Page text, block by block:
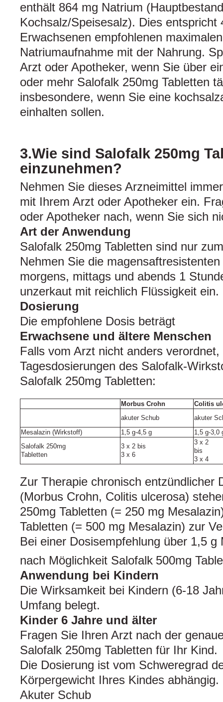
enthält 864 mg Natrium
Kochsalz/Speisesalz). Dies entspricht
Erwachsenen empfohlenen
Natriumaufnahme mit der Nahrung.
Arzt oder Apotheker, wenn Sie über
oder mehr Salofalk 250mg Tabletten
insbesondere, wenn Sie eine
einhalten sollen.
3.Wie sind Salofalk 250mg
einzunehmen?
Nehmen Sie dieses Arzneimittel
mit Ihrem Arzt oder Apotheker ein.
oder Apotheker nach, wenn Sie sich
Art der Anwendung
Salofalk 250mg Tabletten sind nur
Nehmen Sie die
morgens, mittags und abends 1
unzerkaut mit reichlich Flüssigkeit ein.
Dosierung
Die empfohlene Dosis beträgt
Erwachsene und ältere Menschen
Falls vom Arzt nicht anders
Tagesdosierungen des Salofalk-
Salofalk 250mg Tabletten:
Morbus Crohn
Colitis
akuter Schub
akuter
Mesalazin (Wirkstoff)
1,5 g‑4,5 g
1,5 g‑3,0
Salofalk 250mg
Tabletten
3 x 2 bis
3 x 6
3 x 2
bis
3 x 4
Zur Therapie chronisch entzündlicher
(Morbus Crohn, Colitis ulcerosa)
250mg Tabletten (= 250 mg
Tabletten (= 500 mg Mesalazin) zur
Bei einer Dosisempfehlung über 1,5 g
nach Möglichkeit Salofalk 500mg
Anwendung bei Kindern
Die Wirksamkeit bei Kindern (6‑18
Umfang belegt.
Kinder 6 Jahre und älter
Fragen Sie Ihren Arzt nach der
Salofalk 250mg Tabletten für Ihr Kind.
Die Dosierung ist vom Schweregrad
Körpergewicht Ihres Kindes abhängig.
Akuter Schub